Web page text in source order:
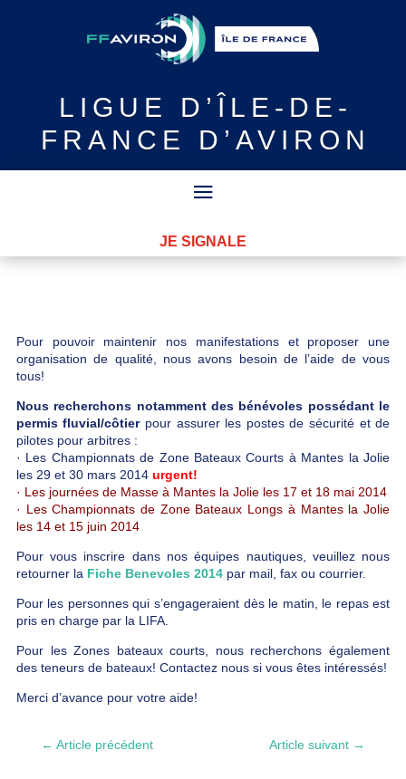
LIGUE
D’ÎLE-DE-
FRANCE D’AVIRON
JE SIGNALE
Pour pouvoir maintenir nos manifestations et proposer une
organisation de qualité, nous avons besoin de l’aide de vous
tous!
Nous recherchons notamment des bénévoles possédant le
permis fluvial/côtierpour assurer les postes de sécurité et de
pilotes pour arbitres :
· Les Championnats de Zone Bateaux Courts à Mantes la Jolie
les 29 et 30 mars 2014 urgent!
· Les journées de Masse à Mantes la Jolie les 17 et 18 mai 2014
· Les Championnats de Zone Bateaux Longs à Mantes la Jolie
les 14 et 15 juin 2014
Pour vous inscrire dans nos équipes nautiques, veuillez nous
retourner la Fiche Benevoles 2014par mail, fax ou courrier.
Pour les personnes qui s’engageraient dès le matin, le repas est
pris en charge par la LIFA.
Pour les Zones bateaux courts, nous recherchons également
des teneurs de bateaux! Contactez nous si vous êtes intéressés!
Merci d’avance pour votre aide!
← Article précédent Article suivant →